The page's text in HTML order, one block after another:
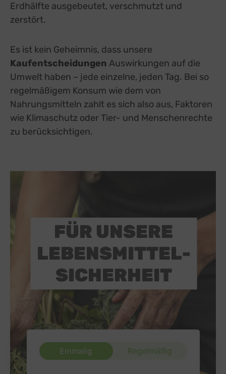
Erdhälfte ausgebeutet, verschmutzt und
zerstört.
Es ist kein Geheimnis, dass unsere
Kaufentscheidungen Auswirkungen auf die
Umwelt haben – jede einzelne, jeden Tag. Bei so
regelmäßigem Konsum wie dem von
Nahrungsmitteln zahlt es sich also aus, Faktoren
wie Klimaschutz oder Tier- und Menschenrechte
zu berücksichtigen.
Einmalig Regelmäßig
FÜR UNSERE
LEBENSMITTEL-
SICHERHEIT